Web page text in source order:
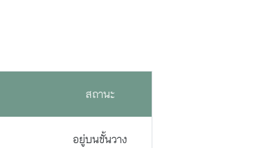
สถานะ
อยู่บนชั้นวาง